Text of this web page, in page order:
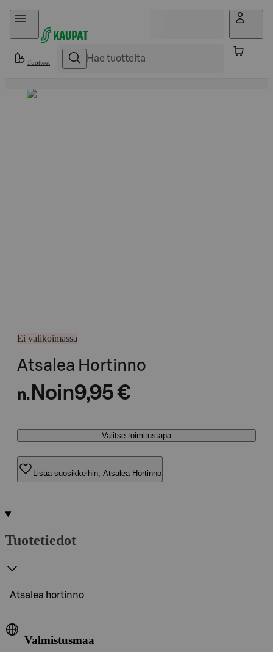
Hyppää sisältöön
Tuotteet
Ei valikoimassa
Atsalea Hortinno
n. Noin9,95 €
Valitse toimitustapa
Lisää suosikkeihin, Atsalea Hortinno
Tuotetiedot
Atsalea hortinno
Valmistusmaa